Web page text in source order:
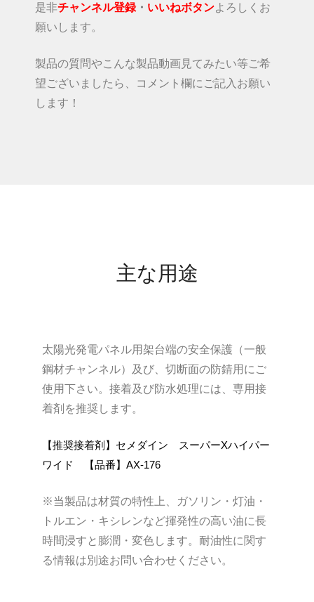
是非チャンネル登録・ いいねボタンよろしくお
願いします。
製品の質問やこんな製品動画見てみたい等ご希
望ございましたら、コメント欄にご記入お願い
します！
主な用途
太陽光発電パネル用架台端の安全保護（一般
鋼材チャンネル）及び、切断面の防錆用にご
使用下さい。接着及び防水処理には、専用接
着剤を推奨します。
【推奨接着剤】セメダイン スーパーXハイパー
ワイド 【品番】AX-176
※当製品は材質の特性上、ガソリン・灯油・
トルエン・キシレンなど揮発性の高い油に長
時間浸すと膨潤・変色します。耐油性に関す
る情報は別途お問い合わせください。